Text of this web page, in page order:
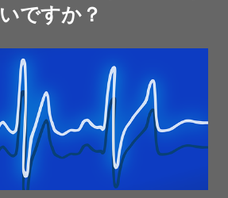
いですか？